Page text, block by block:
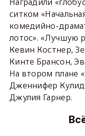
ситком
комедийно-
лотос». «Лучшую
Кевин Костнер,
Кинте Брансон,
На втором плане
Дженнифер
Джулия Гарнер.